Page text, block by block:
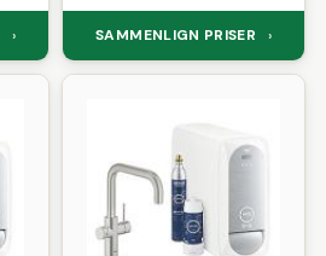
› SAMMENLIGN PRISER ›